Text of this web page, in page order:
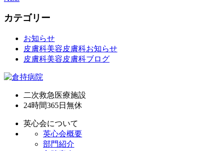
カテゴリー
お知らせ
皮膚科美容皮膚科お知らせ
皮膚科美容皮膚科ブログ
二次救急医療施設
24時間365日 無休
英心会について
英心会概要
部門紹介